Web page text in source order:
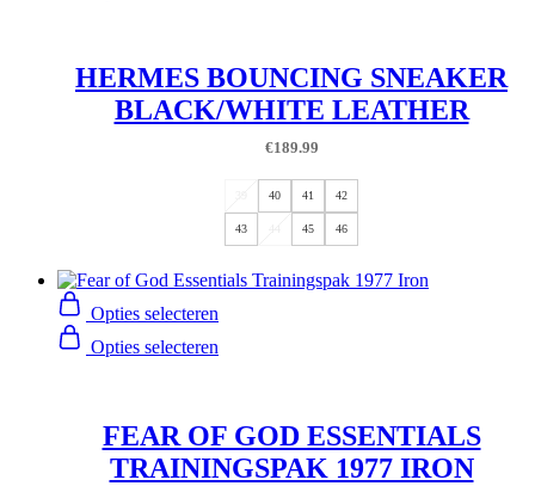
HERMES BOUNCING SNEAKER
BLACK/WHITE LEATHER
€189.99
40 41 42
43 45 46
Opties selecteren
Opties selecteren
FEAR OF GOD ESSENTIALS
TRAININGSPAK 1977 IRON